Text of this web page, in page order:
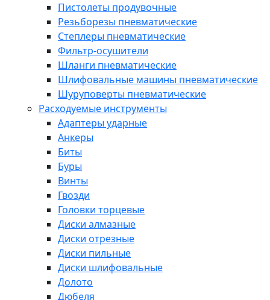
Пистолеты продувочные
Резьборезы пневматические
Степлеры пневматические
Фильтр-осушители
Шланги пневматические
Шлифовальные машины пневматические
Шуруповерты пневматические
Расходуемые инструменты
Адаптеры ударные
Анкеры
Биты
Буры
Винты
Гвозди
Головки торцевые
Диски алмазные
Диски отрезные
Диски пильные
Диски шлифовальные
Долото
Дюбеля